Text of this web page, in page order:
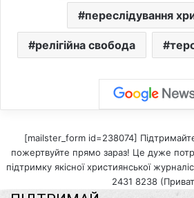
переслідування
релігійна свобода
[mailster_form id=238074]
пожертвуйте прямо зараз! Це дуже
підтримку якісної християнської
2431 8238